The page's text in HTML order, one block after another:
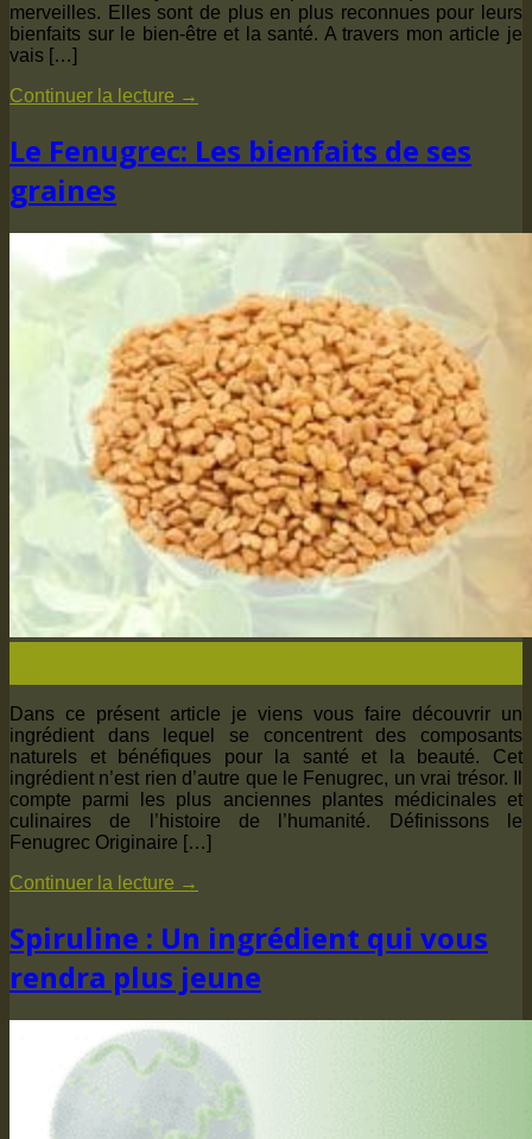
merveilles. Elles sont de plus en plus reconnues pour leurs
bienfaits sur le bien-être et la santé. A travers mon article je
vais […]
Continuer la lecture →
Le Fenugrec: Les bienfaits de ses
graines
Dans ce présent article je viens vous faire découvrir un
ingrédient dans lequel se concentrent des composants
naturels et bénéfiques pour la santé et la beauté. Cet
ingrédient n’est rien d’autre que le Fenugrec, un vrai trésor. Il
compte parmi les plus anciennes plantes médicinales et
culinaires de l’histoire de l’humanité. Définissons le
Fenugrec Originaire […]
Continuer la lecture →
Spiruline : Un ingrédient qui vous
rendra plus jeune